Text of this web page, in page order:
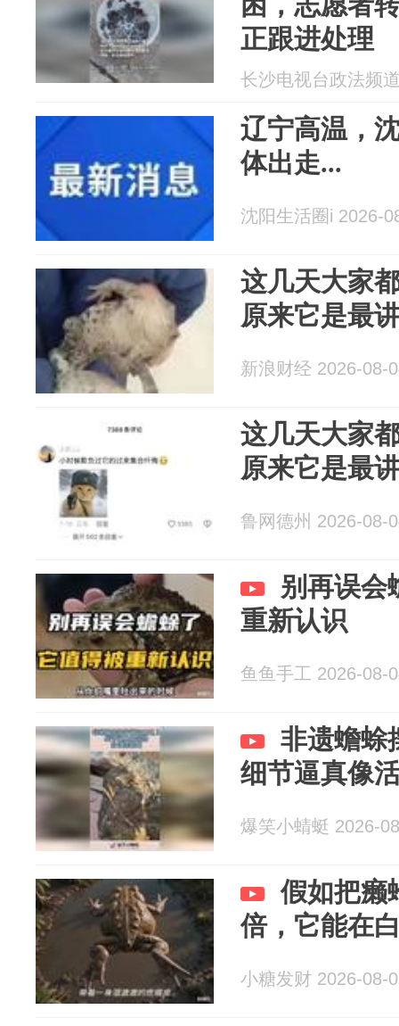
正跟进处理
长沙电视台政法频
辽宁高温，
体出走...
沈阳生活圈i 2026-
这几天大家
原来它是最
新浪财经 2026-08-
这几天大家
原来它是最
鲁网德州 2026-08-
别再误会
重新认识
鱼鱼手工 2026-08-
非遗蟾蜍
细节逼真像
爆笑小蜻蜓 2026-
假如把癞
倍，它能在
小糖发财 2026-08-